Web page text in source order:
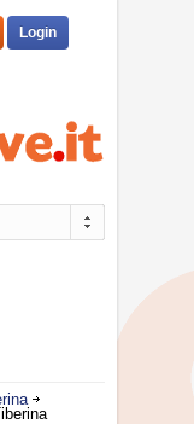
Login